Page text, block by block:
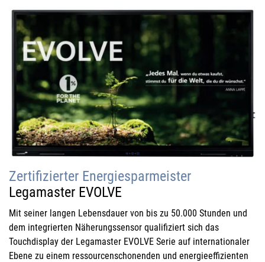
Zertifizierter Energiesparmeister
Legamaster EVOLVE
Mit seiner langen Lebensdauer von bis zu 50.000 Stunden und
dem integrierten Näherungssensor qualifiziert sich das
Touchdisplay der Legamaster EVOLVE Serie auf internationaler
Ebene zu einem ressourcenschonenden und energieeffizienten